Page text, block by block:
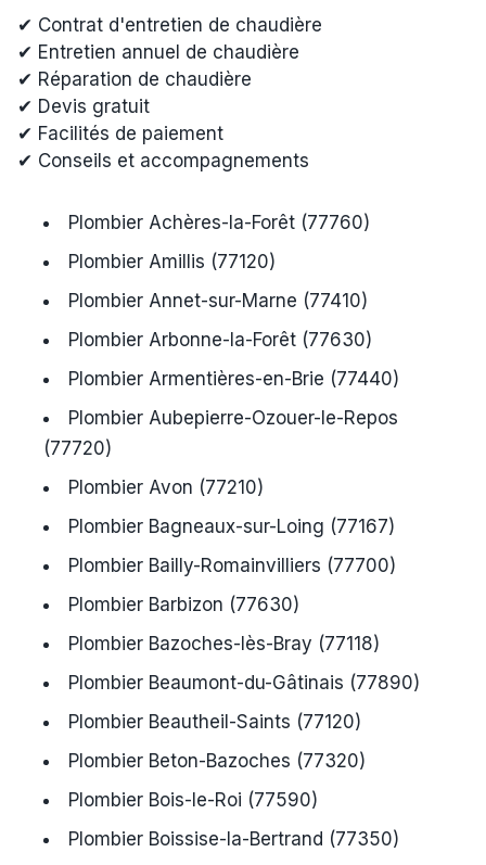
✔ Contrat d'entretien de chaudière
✔ Entretien annuel de chaudière
✔ Réparation de chaudière
✔ Devis gratuit
✔ Facilités de paiement
✔ Conseils et accompagnements
Plombier Achères-la-Forêt (77760)
Plombier Amillis (77120)
Plombier Annet-sur-Marne (77410)
Plombier Arbonne-la-Forêt (77630)
Plombier Armentières-en-Brie (77440)
Plombier Aubepierre-Ozouer-le-Repos
(77720)
Plombier Avon (77210)
Plombier Bagneaux-sur-Loing (77167)
Plombier Bailly-Romainvilliers (77700)
Plombier Barbizon (77630)
Plombier Bazoches-lès-Bray (77118)
Plombier Beaumont-du-Gâtinais (77890)
Plombier Beautheil-Saints (77120)
Plombier Beton-Bazoches (77320)
Plombier Bois-le-Roi (77590)
Plombier Boissise-la-Bertrand (77350)